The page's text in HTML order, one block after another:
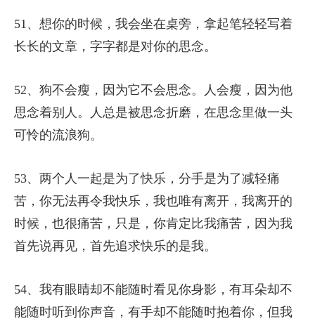
51、想你的时候，我会坐在桌旁，拿起笔轻轻写着
长长的文章，字字都是对你的思念。
52、狗不会瘦，因为它不会思念。人会瘦，因为他
思念着别人。人总是被思念折磨，在思念里做一头
可怜的流浪狗。
53、两个人一起是为了快乐，分手是为了减轻痛
苦，你无法再令我快乐，我也唯有离开，我离开的
时候，也很痛苦，只是，你肯定比我痛苦，因为我
首先说再见，首先追求快乐的是我。
54、我有眼睛却不能随时看见你身影，有耳朵却不
能随时听到你声音，有手却不能随时抱着你，但我